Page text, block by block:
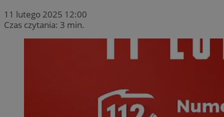
11 lutego 2025 12:00
Czas czytania: 3 min.